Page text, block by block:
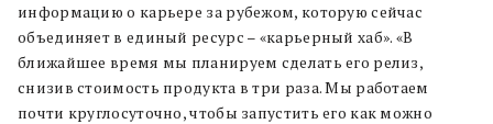
информацию о карьере за рубежом, которую сейчас
объединяет в единый ресурс – «карьерный хаб». «В
ближайшее время мы планируем сделать его релиз,
снизив стоимость продукта в три раза. Мы работаем
почти круглосуточно, чтобы запустить его как можно